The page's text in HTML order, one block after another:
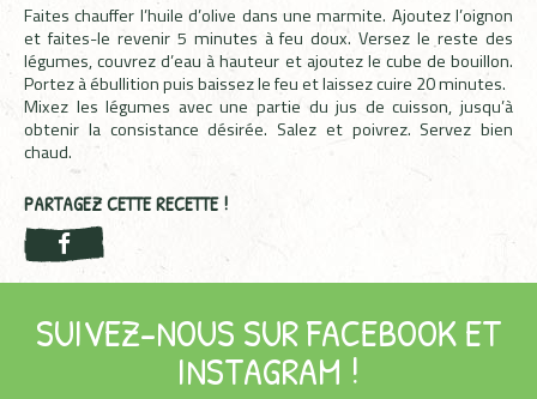
Faites chauffer l’huile d’olive dans une marmite. Ajoutez l’oignon
et faites-le revenir 5 minutes à feu doux. Versez le reste des
légumes, couvrez d’eau à hauteur et ajoutez le cube de bouillon.
Portez à ébullition puis baissez le feu et laissez cuire 20 minutes.
Mixez les légumes avec une partie du jus de cuisson, jusqu’à
obtenir la consistance désirée. Salez et poivrez. Servez bien
chaud.
PARTAGEZ CETTE RECETTE !
SUIVEZ-NOUS SUR FACEBOOK ET
INSTAGRAM !